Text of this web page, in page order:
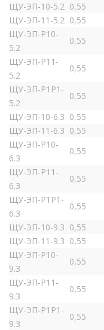
ЩУ-ЭП-10-5.2 0,55
ЩУ-ЭП-11-5.2 0,55
ЩУ-ЭП-Р10-
5.2
0,55
ЩУ-ЭП-Р11-
5.2
0,55
ЩУ-ЭП-Р1Р1-
5.2
0,55
ЩУ-ЭП-10-6.3 0,55
ЩУ-ЭП-11-6.3 0,55
ЩУ-ЭП-Р10-
6.3
0,55
ЩУ-ЭП-Р11-
6.3
0,55
ЩУ-ЭП-Р1Р1-
6.3
0,55
ЩУ-ЭП-10-9.3 0,55
ЩУ-ЭП-11-9.3 0,55
ЩУ-ЭП-Р10-
9.3
0,55
ЩУ-ЭП-Р11-
9.3
0,55
ЩУ-ЭП-Р1Р1-
9.3
0,55